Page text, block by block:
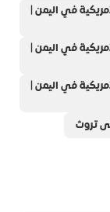
في اليمن |
في اليمن |
في اليمن |
تروث